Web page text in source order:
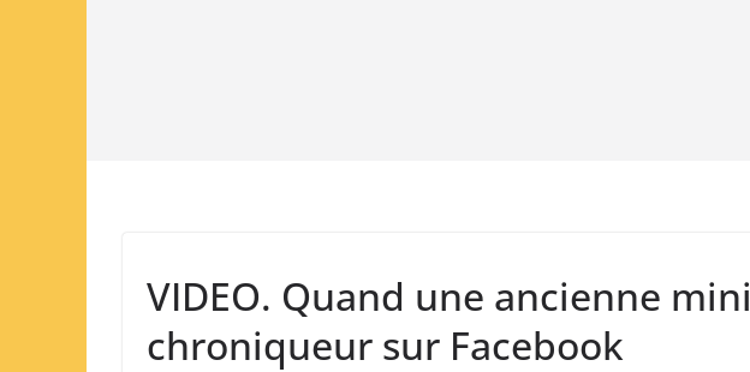
VIDEO. Quand une ancienne
chroniqueur sur Facebook